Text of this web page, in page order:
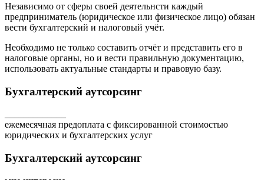
Независимо от сферы своей деятельнсти каждый
предприниматель (юридическое или физическое лицо) обязан
вести бухгалтерский и налоговый учёт.
Необходимо не только составить отчёт и представить его в
налоговые органы, но и вести правильную документацию,
использовать актуальные стандарты и правовую базу.
Бухгалтерский аутсорсинг
ежемесячная предоплата с фиксированной стоимостью
юридических и бухгалтерских услуг
Бухгалтерский аутсорсинг